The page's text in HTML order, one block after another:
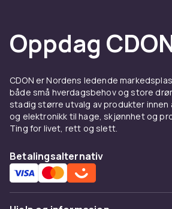
Oppdag
CDON er Nordens ledende
både små hverdagsbehov og store
stadig større utvalg av produkter innen
og elektronikk til hage, skjønnhet og
Ting for livet, rett og slett.
Betalingsalternativ